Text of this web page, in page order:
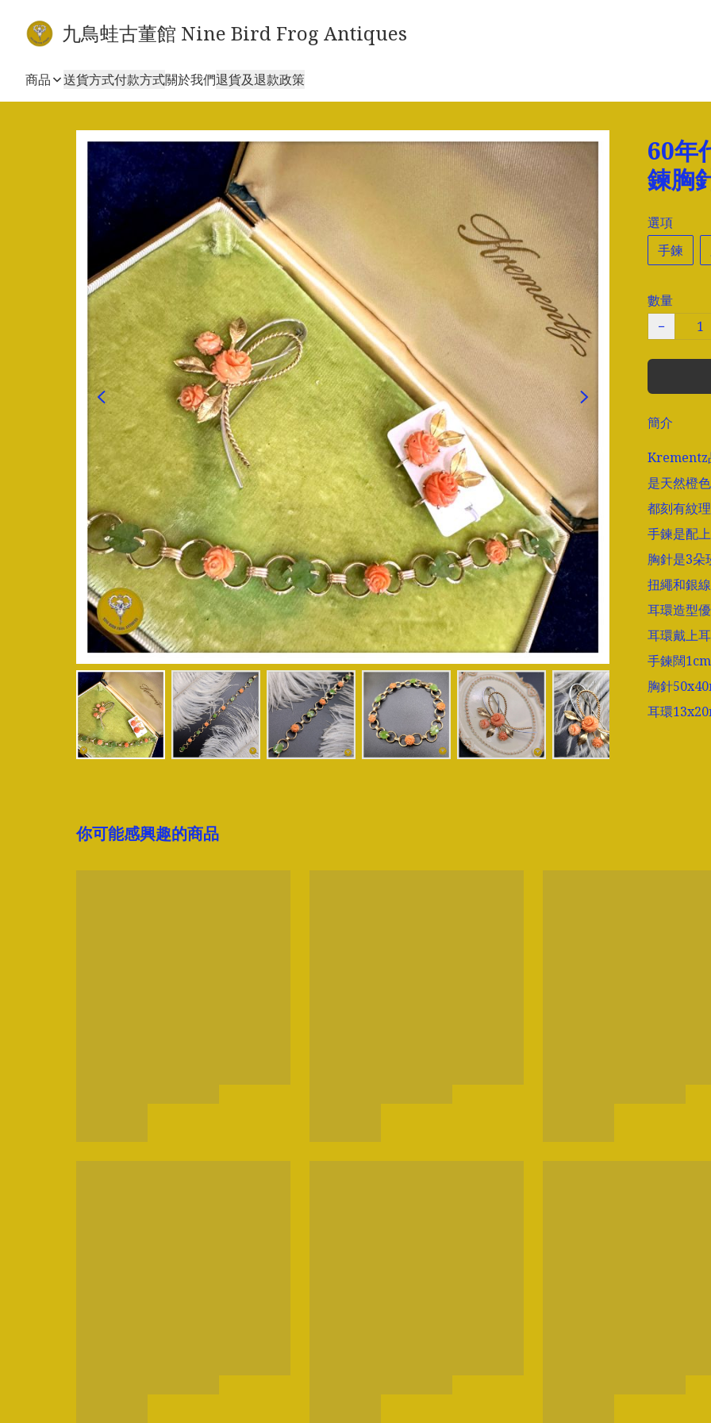
九鳥蛙古董館 Nine Bird Frog Antiques
商品 送貨方式付款方式關於我們退貨及退款政策
60年
鍊胸
選項
手鍊
數量
−
簡介
Krementz
是天然橙
都刻有紋
手鍊是配
胸針是3朵
扭繩和銀
耳環造型
耳環戴上
手鍊闊
胸針
耳環
你可能感興趣的商品